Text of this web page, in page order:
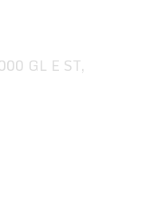
GL E ST,